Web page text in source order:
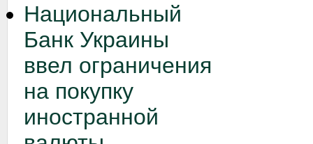
Национальный
Банк Украины
ввел ограничения
на покупку
иностранной